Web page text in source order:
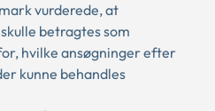
vurderede, at
betragtes som
hvilke ansøgninger efter
kunne behandles